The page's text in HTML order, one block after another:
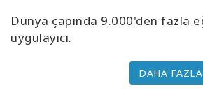
Dünya çapında 9.000'den fazla
uygulayıcı.
DAHA